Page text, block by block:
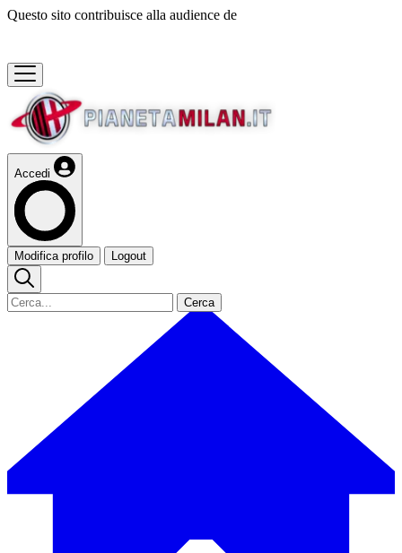
Questo sito contribuisce alla audience de
Accedi
Modifica profilo Logout
Cerca